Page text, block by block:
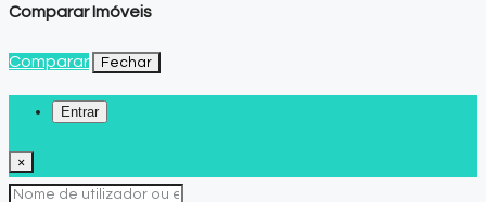
Comparar Imóveis
Comparar Fechar
Entrar
×